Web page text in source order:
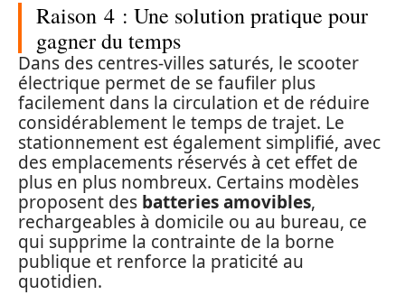
Raison 4 : Une solution pratique pour
gagner du temps
Dans des centres-villes saturés, le scooter
électrique permet de se faufiler plus
facilement dans la circulation et de réduire
considérablement le temps de trajet. Le
stationnement est également simplifié, avec
des emplacements réservés à cet effet de
plus en plus nombreux. Certains modèles
proposent des batteries amovibles,
rechargeables à domicile ou au bureau, ce
qui supprime la contrainte de la borne
publique et renforce la praticité au
quotidien.